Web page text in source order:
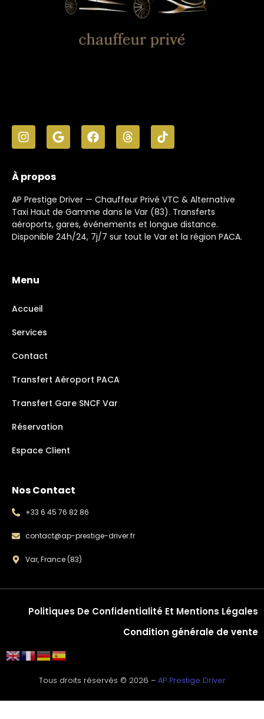
À propos
AP Prestige Driver — Chauffeur Privé VTC & Alternative
Taxi Haut de Gamme dans le Var (83). Transferts
aéroports, gares, événements et longue distance.
Disponible 24h/24, 7j/7 sur tout le Var et la région PACA.
Menu
Accueil
Services
Contact
Transfert Aéroport PACA
Transfert Gare SNCF Var
Réservation
Espace Client
Nos Contact
+33 6 45 76 82 86
contact@ap-prestige-driver.fr
Var, France (83)
Politiques De Confidentialité Et Mentions Légales
Condition générale de vente
Tous droits réservés © 2026 – AP Prestige Driver